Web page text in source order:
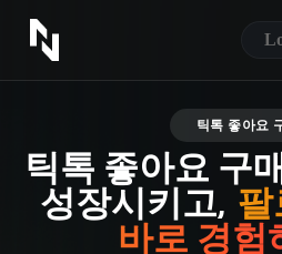
CONTACT US
ABOUT US
FAQ
틱톡 좋아요
틱톡 좋아요 구
성장시키고,
바로 경험